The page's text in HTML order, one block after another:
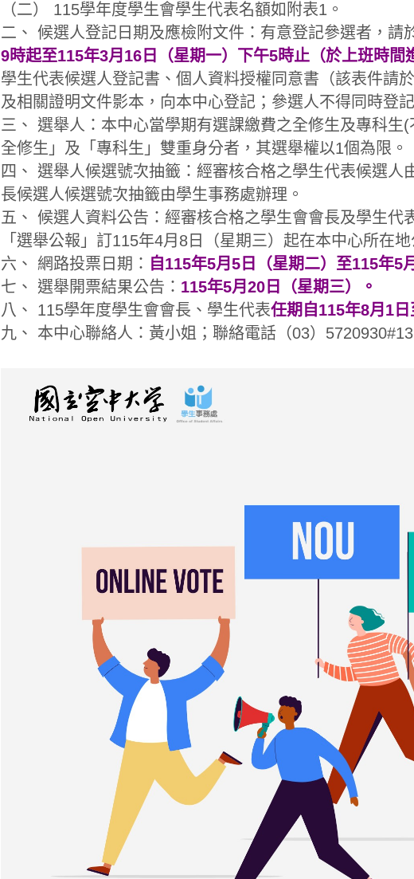
（二）
115學年度學生會學生代表名額如附表1。
二、
候選人登記日期及應檢附文件：有意登記參選者，請
9時起至115年3月16日（星期一）下午5時止（於上班時間
學生代表候選人登記書、個人資料授權同意書（該表件請
及相關證明文件影本，向本中心登記；參選人不得同時登
三、
選舉人：本中心當學期有選課繳費之全修生及專科生
全修生」及「專科生」雙重身分者，其選舉權以1個為限。
四、
選舉人候選號次抽籤：經審核合格之學生代表候選人
長候選人候選號次抽籤由學生事務處辦理。
五、
候選人資料公告：經審核合格之學生會會長及學生代
「選舉公報」訂115年4月8日（星期三）起在本中心所在
六、
網路投票日期： 自115年5月5日（星期二）至115年5
七、
選舉開票結果公告： 115年5月20日（星期三）。
八、
115學年度學生會會長、學生代表任期自115年8月1日
九、
本中心聯絡人：黃小姐；聯絡電話（03）